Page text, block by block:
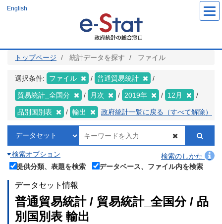
ツ
English
トップページ 統計データを探す ファイル
選択条件: ファイル 普通貿易統計
貿易統計_全国分 月次 2019年 12月
品別国別表 輸出 政府統計一覧に戻る（すべて解除）
検索オプション
検索のしかた
提供分類、表題を検索
データベース、ファイル内を検索
データセット情報
普通貿易統計 / 貿易統計_全国分 / 品
別国別表 輸出